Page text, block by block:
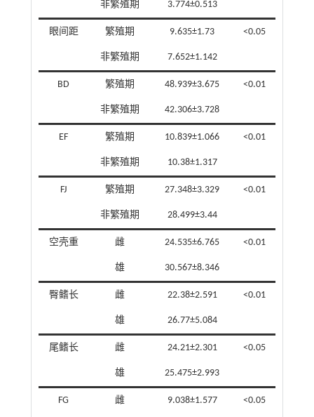
非繁殖期 3.774±0.513
眼间距 繁殖期 9.635±1.73 <0.05
非繁殖期 7.652±1.142
BD 繁殖期 48.939±3.675 <0.01
非繁殖期 42.306±3.728
EF 繁殖期 10.839±1.066 <0.01
非繁殖期 10.38±1.317
FJ 繁殖期 27.348±3.329 <0.01
非繁殖期 28.499±3.44
空壳重 雌 24.535±6.765 <0.01
雄 30.567±8.346
臀鳍长 雌 22.38±2.591 <0.01
雄 26.77±5.084
尾鳍长 雌 24.21±2.301 <0.05
雄 25.475±2.993
FG 雌 9.038±1.577 <0.05